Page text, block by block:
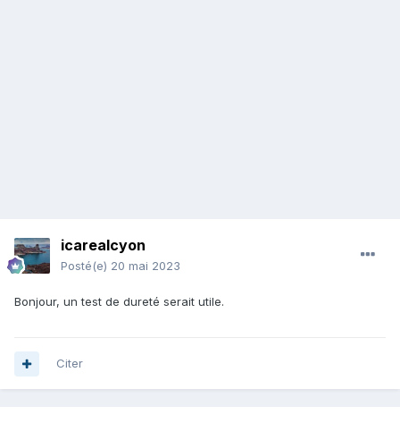
icarealcyon
Posté(e) 20 mai 2023
Bonjour, un test de dureté serait utile.
Citer